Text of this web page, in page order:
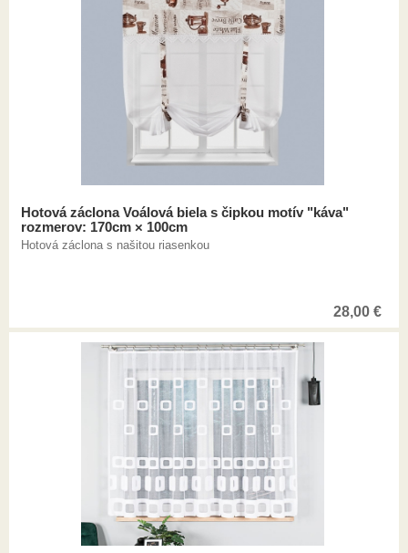
Hotová záclona Voálová biela s čipkou motív "káva"
rozmerov: 170cm × 100cm
Hotová záclona s našitou riasenkou
28,00 €